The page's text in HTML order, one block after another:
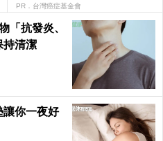
PR．台灣癌症基金會
「抗發炎、
清潔
讓你一夜好